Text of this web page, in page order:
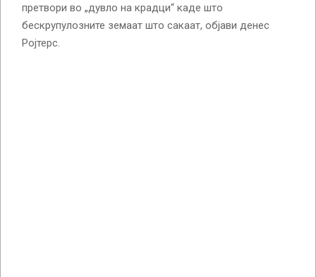
претвори во „дувло на крадци“ каде што
бескрупулозните земаат што сакаат, објави денес
Ројтерс.